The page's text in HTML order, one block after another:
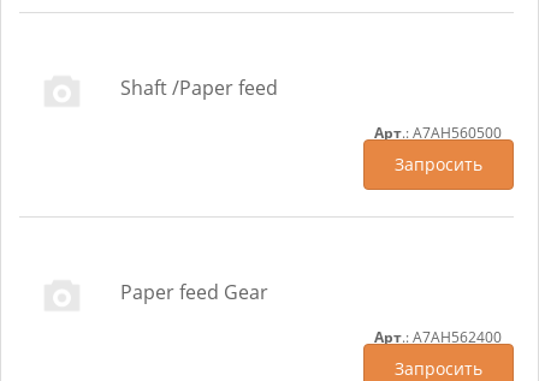
Shaft /Paper feed
Арт.: A7AH560500
Запросить
Paper feed Gear
Арт.: A7AH562400
Запросить